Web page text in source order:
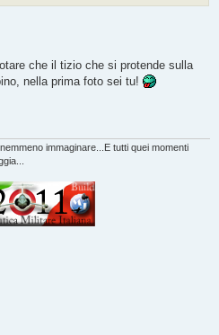
che il tizio che si protende sulla
nella prima foto sei tu!
immaginare...E tutti quei momenti